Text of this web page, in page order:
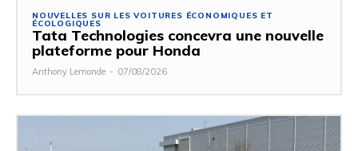
NOUVELLES SUR LES VOITURES ÉCONOMIQUES ET
ÉCOLOGIQUES
Tata Technologies concevra une nouvelle
plateforme pour Honda
Anthony Lemonde - 07/08/2026